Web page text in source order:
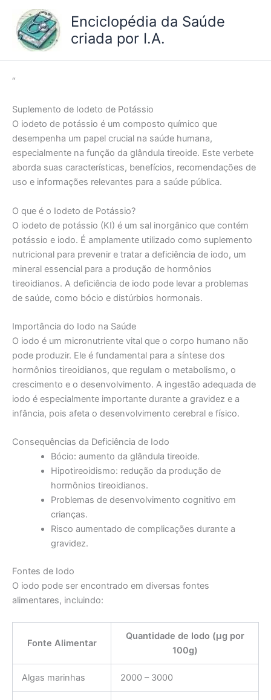
conteúdo
Enciclopédia da Saúde
criada por I.A.
“
Suplemento de Iodeto de Potássio
O iodeto de potássio é um composto químico que
desempenha um papel crucial na saúde humana,
especialmente na função da glândula tireoide. Este verbete
aborda suas características, benefícios, recomendações de
uso e informações relevantes para a saúde pública.
O que é o Iodeto de Potássio?
O iodeto de potássio (KI) é um sal inorgânico que contém
potássio e iodo. É amplamente utilizado como suplemento
nutricional para prevenir e tratar a deficiência de iodo, um
mineral essencial para a produção de hormônios
tireoidianos. A deficiência de iodo pode levar a problemas
de saúde, como bócio e distúrbios hormonais.
Importância do Iodo na Saúde
O iodo é um micronutriente vital que o corpo humano não
pode produzir. Ele é fundamental para a síntese dos
hormônios tireoidianos, que regulam o metabolismo, o
crescimento e o desenvolvimento. A ingestão adequada de
iodo é especialmente importante durante a gravidez e a
infância, pois afeta o desenvolvimento cerebral e físico.
Consequências da Deficiência de Iodo
Bócio: aumento da glândula tireoide.
Hipotireoidismo: redução da produção de
hormônios tireoidianos.
Problemas de desenvolvimento cognitivo em
crianças.
Risco aumentado de complicações durante a
gravidez.
Fontes de Iodo
O iodo pode ser encontrado em diversas fontes
alimentares, incluindo:
Fonte Alimentar
Quantidade de Iodo (µg por
100g)
Algas marinhas 2000 – 3000